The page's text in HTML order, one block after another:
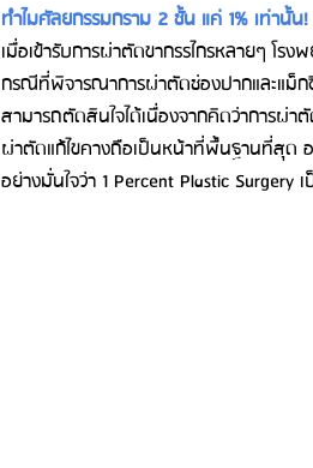
ทำไมศัลยกรรมกราม 2 ชั้น แค่ 1% เท่านั้น!
เมื่อเข้ารับการผ่าตัดขากรรไกรหลายๆ โร
กรณีที่พิจารณาการผ่าตัดช่องปากและแม็ก
สามารถตัดสินใจได้เนื่องจากคิดว่าการผ่า
ผ่าตัดแก้ไขคางถือเป็นหน้าที่พื้นฐานที่สุด
อย่างมั่นใจว่า 1 Percent Plastic Surgery